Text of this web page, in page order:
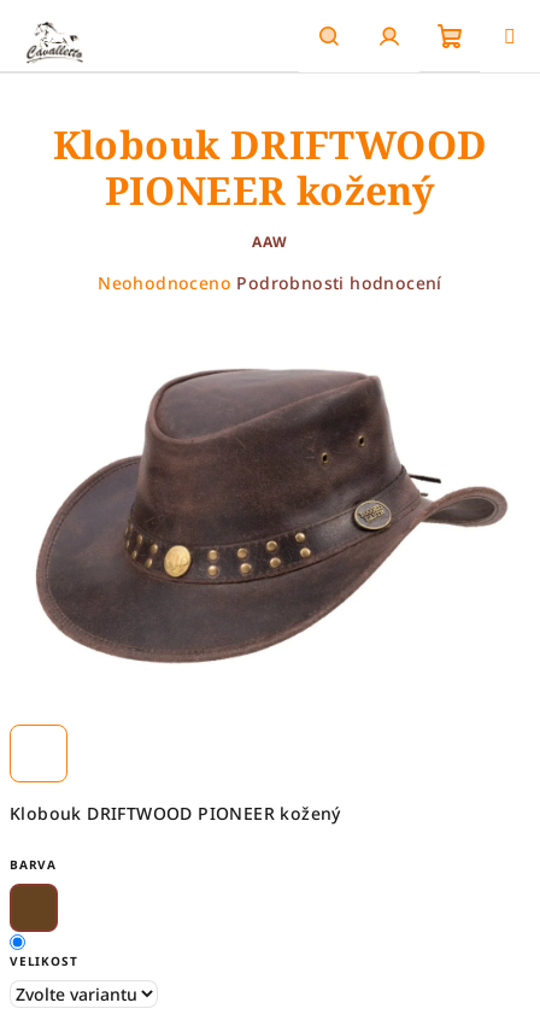
obsah
HledatPřihlášení
košík
Klobouk DRIFTWOOD PIONEER kožený
BARVA
VELIKOST
Klobouk DRIFTWOOD
PIONEER kožený
AAW
Průměrné
hvězdiček.
Neohodnoceno Podrobnosti hodnocení